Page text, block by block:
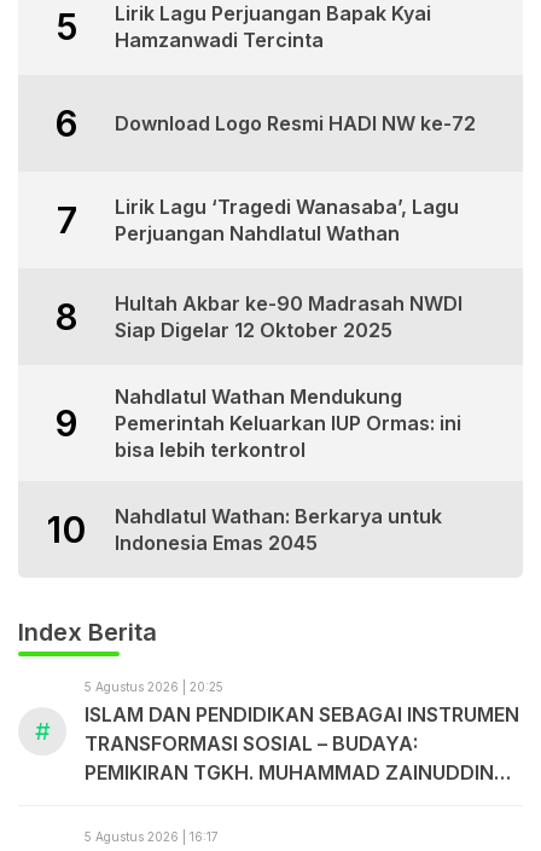
5
Lirik Lagu Perjuangan Bapak Kyai
Hamzanwadi Tercinta
6 Download Logo Resmi HADI NW ke-72
7
Lirik Lagu ‘Tragedi Wanasaba’, Lagu
Perjuangan Nahdlatul Wathan
8
Hultah Akbar ke-90 Madrasah NWDI
Siap Digelar 12 Oktober 2025
9
Nahdlatul Wathan Mendukung
Pemerintah Keluarkan IUP Ormas: ini
bisa lebih terkontrol
10
Nahdlatul Wathan: Berkarya untuk
Indonesia Emas 2045
Index Berita
#
5 Agustus 2026 | 20:25
ISLAM DAN PENDIDIKAN SEBAGAI INSTRUMEN
TRANSFORMASI SOSIAL – BUDAYA:
PEMIKIRAN TGKH. MUHAMMAD ZAINUDDIN
5 Agustus 2026 | 16:17